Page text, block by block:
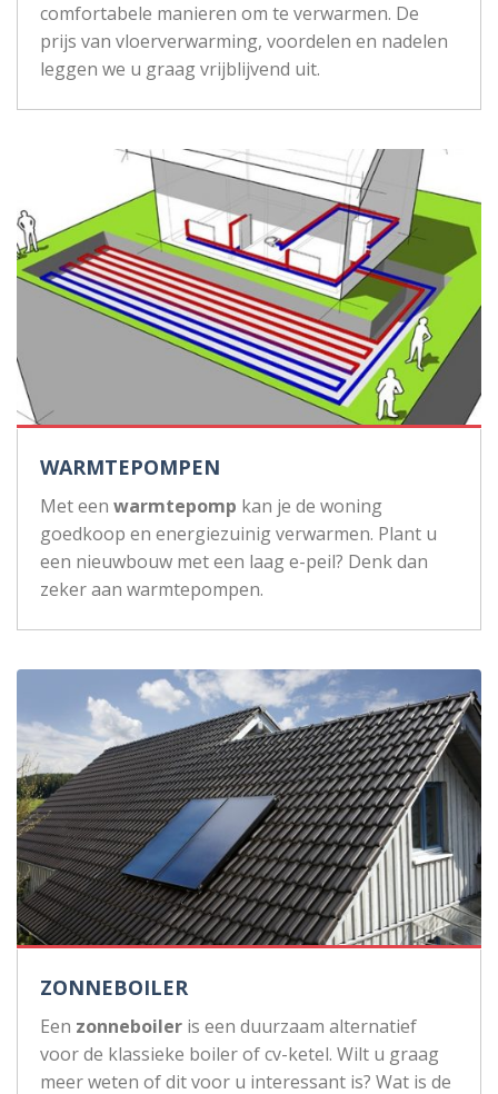
comfortabele manieren om te verwarmen. De
prijs van vloerverwarming, voordelen en nadelen
leggen we u graag vrijblijvend uit.
WARMTEPOMPEN
Met een warmtepomp kan je de woning
goedkoop en energiezuinig verwarmen. Plant u
een nieuwbouw met een laag e-peil? Denk dan
zeker aan warmtepompen.
ZONNEBOILER
Een zonneboiler is een duurzaam alternatief
voor de klassieke boiler of cv-ketel. Wilt u graag
meer weten of dit voor u interessant is? Wat is de